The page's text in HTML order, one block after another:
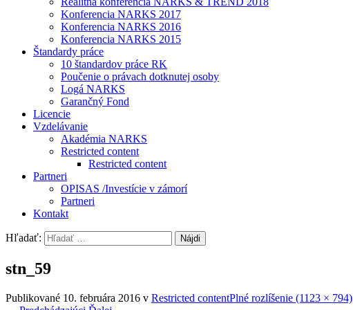
Konferencia NARKS 2017
Konferencia NARKS 2016
Konferencia NARKS 2015
Štandardy práce
10 štandardov práce RK
Poučenie o právach dotknutej osoby
Logá NARKS
Garančný Fond
Licencie
Vzdelávanie
Akadémia NARKS
Restricted content
Restricted content
Partneri
OPISAS /Investície v zámorí
Partneri
Kontakt
Hľadať:
stn_59
Publikované 10. februára 2016 v Restricted contentPlné rozlíšenie (1123 × 794)